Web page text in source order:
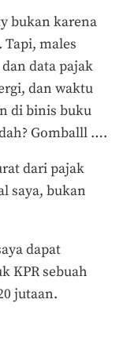
bukan karena
Tapi, males
data pajak
dan waktu
di binis buku
Gomballl ….
dari pajak
saya, bukan
dapat
KPR sebuah
jutaan.